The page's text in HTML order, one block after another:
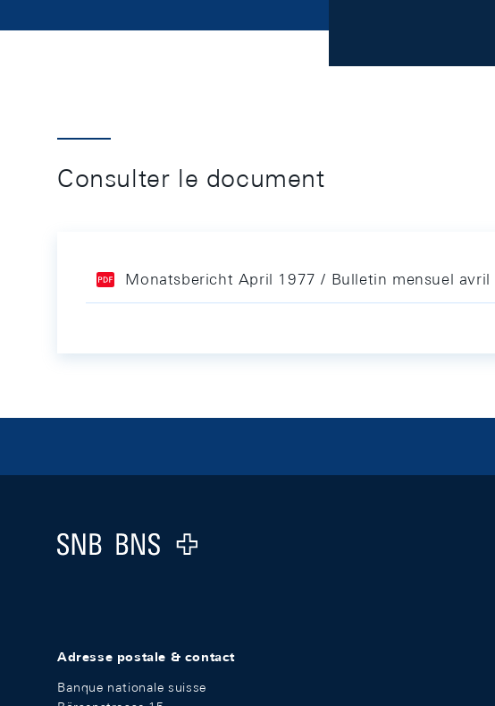
Consulter le document
Monatsbericht April 1977 / Bulletin mensuel avril
Logo
Adresse postale & contact
Banque nationale suisse